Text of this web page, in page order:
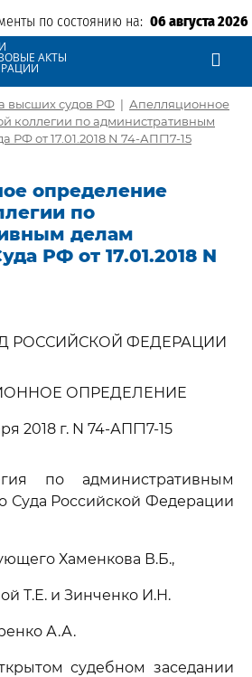
по состоянию на: 06 августа 2026
АКТЫ
высших судов РФ | Апелляционное
коллегии по административным
РФ от 17.01.2018 N 74-АПГ17-15
определение
по
делам
РФ от 17.01.2018 N
РОССИЙСКОЙ ФЕДЕРАЦИИ
ОПРЕДЕЛЕНИЕ
2018 г. N 74-АПГ17-15
по административным
Суда Российской Федерации
Хаменкова В.Б.,
Т.Е. и Зинченко И.Н.
А.А.
судебном заседании